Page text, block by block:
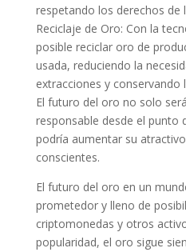
respetando los derechos de
Reciclaje de Oro: Con la
posible reciclar oro de
usada, reduciendo la
extracciones y conservando
El futuro del oro no solo
responsable desde el punto
podría aumentar su
conscientes.
El futuro del oro en un
prometedor y lleno de
criptomonedas y otros
popularidad, el oro sigue